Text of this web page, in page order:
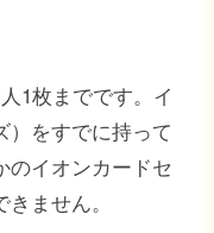
1枚までです。イ
）をすでに持って
のイオンカードセ
ません。